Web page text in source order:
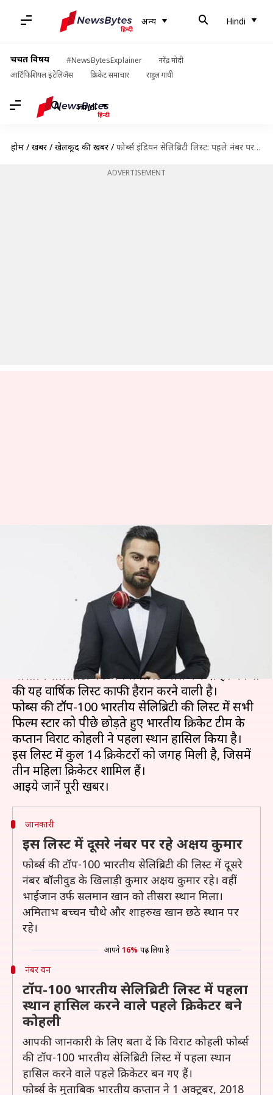
अन्य Hindi
चर्चित विषय #NewsBytesExplainer
नरेंद्र मोदी
आर्टिफिशियल इंटेलिजेंस
क्रिकेट समाचार राहुल गांधी
Hindi
होम / खबरें / खेलकूद की खबरें / फोर्ब्स इंडियन सेलिब्रिटी लिस्ट: पहले नंबर पर विराट कोहली, टॉप-100 में 14 क्रिकेटरों को मिली जगह
ADVERTISEMENT
फोर्ब्स इंडियन सेलिब्रिटी लिस्ट: पहले
नंबर पर विराट कोहली, टॉप-100 में
14 क्रिकेटरों को मिली जगह
Dec 19, 2019 01:56 pm
अमेरिकन मैगज़ीन फोर्ब्स ने 2019 के लिए टॉप-100
भारतीय सेलिब्रिटी की अपनी लिस्ट जारी कर दी है। फोर्ब्स
की यह वार्षिक लिस्ट काफी हैरान करने वाली है।
फोर्ब्स की टॉप-100 भारतीय सेलिब्रिटी की लिस्ट में सभी
फिल्म स्टार को पीछे छोड़ते हुए भारतीय क्रिकेट टीम के
कप्तान विराट कोहली ने पहला स्थान हासिल किया है।
इस लिस्ट में कुल 14 क्रिकेटरों को जगह मिली है, जिसमें
तीन महिला क्रिकेटर शामिल हैं।
जानकारी
इस लिस्ट में दूसरे नंबर पर रहे अक्षय कुमार
फोर्ब्स की टॉप-100 भारतीय सेलिब्रिटी की लिस्ट में दूसरे
नंबर बॉलीवुड के खिलाड़ी कुमार अक्षय कुमार रहे। वहीं
भाईजान उर्फ सलमान खान को तीसरा स्थान मिला।
अमिताभ बच्चन चौथे और शाहरुख खान छठे स्थान पर
रहे।
आपने 16% पढ़ लिया है
नंबर वन
टॉप-100 भारतीय सेलिब्रिटी लिस्ट में पहला
स्थान हासिल करने वाले पहले क्रिकेटर बने
कोहली
आपकी जानकारी के लिए बता दें कि विराट कोहली फोर्ब्स
की टॉप-100 भारतीय सेलिब्रिटी लिस्ट में पहला स्थान
हासिल करने वाले पहले क्रिकेटर बन गए हैं।
फोर्ब्स के मुताबिक भारतीय कप्तान ने 1 अक्टूबर, 2018